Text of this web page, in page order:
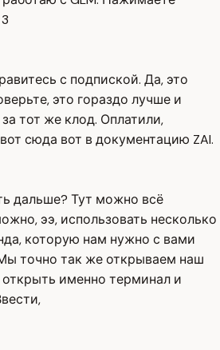
с подпиской. Да, это
это гораздо лучше и
тот же клод. Оплатили,
сюда вот в документацию ZAI.
дальше? Тут можно всё
ээ, использовать несколько
которую нам нужно с вами
точно так же открываем наш
именно терминал и